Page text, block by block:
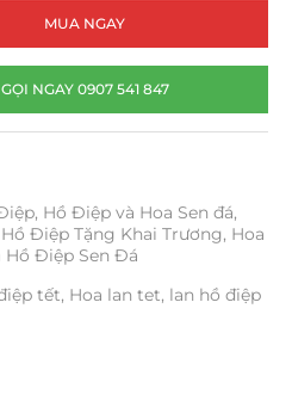
MUA NGAY
GỌI NGAY 0907 541 847
, Hồ Điệp và Hoa Sen đá,
Điệp Tặng Khai Trương, Hoa
Hồ Điệp Sen Đá
tết, Hoa lan tet, lan hồ điệp